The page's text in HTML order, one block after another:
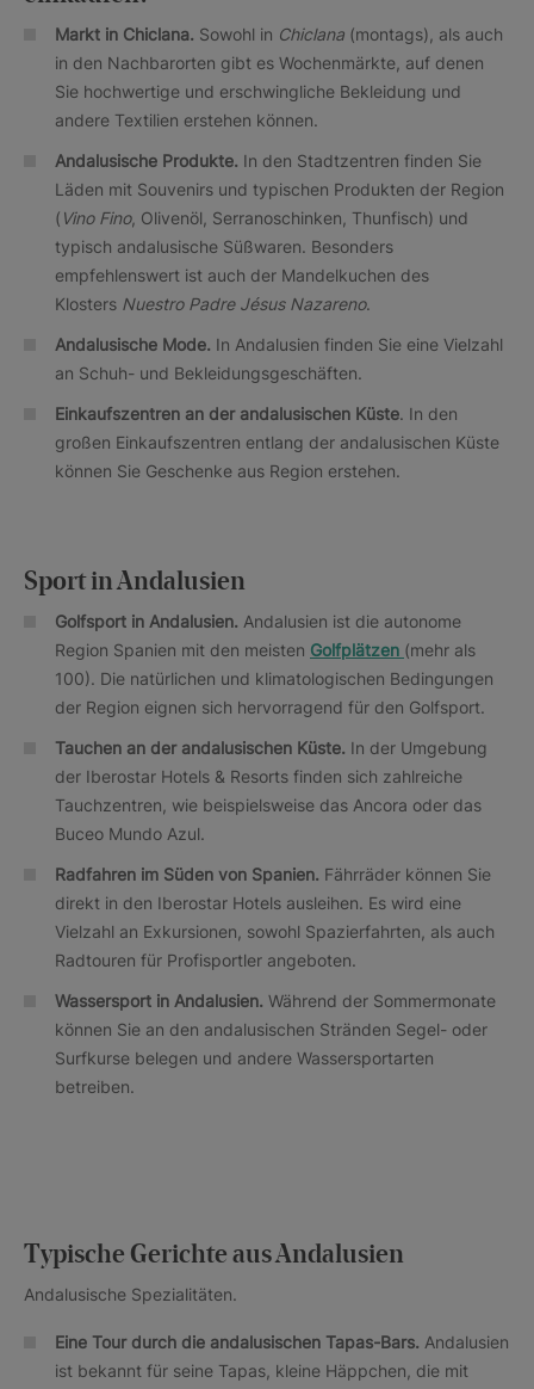
Markt in Chiclana. Sowohl in Chiclana (montags), als auch
in den Nachbarorten gibt es Wochenmärkte, auf denen
Sie hochwertige und erschwingliche Bekleidung und
andere Textilien erstehen können.
Andalusische Produkte. In den Stadtzentren finden Sie
Läden mit Souvenirs und typischen Produkten der Region
( Vino Fino, Olivenöl, Serranoschinken, Thunfisch) und
typisch andalusische Süßwaren. Besonders
empfehlenswert ist auch der Mandelkuchen des
Klosters Nuestro Padre Jésus Nazareno.
Andalusische Mode. In Andalusien finden Sie eine Vielzahl
an Schuh- und Bekleidungsgeschäften.
Einkaufszentren an der andalusischen Küste. In den
großen Einkaufszentren entlang der andalusischen Küste
können Sie Geschenke aus Region erstehen.
Sport in Andalusien
Golfsport in Andalusien. Andalusien ist die autonome
Region Spanien mit den meisten Golfplätzen (mehr als
100). Die natürlichen und klimatologischen Bedingungen
der Region eignen sich hervorragend für den Golfsport.
Tauchen an der andalusischen Küste. In der Umgebung
der Iberostar Hotels & Resorts finden sich zahlreiche
Tauchzentren, wie beispielsweise das Ancora oder das
Buceo Mundo Azul.
Radfahren im Süden von Spanien. Fährräder können Sie
direkt in den Iberostar Hotels ausleihen. Es wird eine
Vielzahl an Exkursionen, sowohl Spazierfahrten, als auch
Radtouren für Profisportler angeboten.
Wassersport in Andalusien. Während der Sommermonate
können Sie an den andalusischen Stränden Segel- oder
Surfkurse belegen und andere Wassersportarten
betreiben.
Typische Gerichte aus Andalusien
Andalusische Spezialitäten.
Eine Tour durch die andalusischen Tapas-Bars. Andalusien
ist bekannt für seine Tapas, kleine Häppchen, die mit